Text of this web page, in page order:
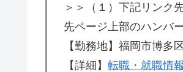
＞＞（１）下記リンク
先ページ上部のハンバ
【勤務地】福岡市博多
【詳細】 転職・就職情